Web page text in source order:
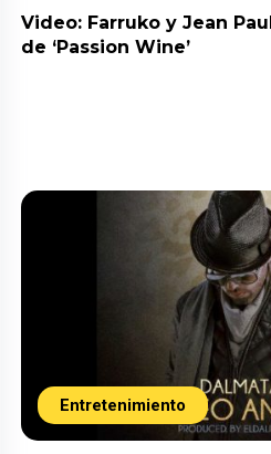
Video: Farruko y Jean
de ‘Passion Wine’
Entretenimiento